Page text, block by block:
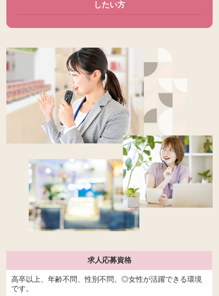
したい方
求人応募資格
高卒以上、年齢不問、性別不問。◎女性が活躍できる環境
です。